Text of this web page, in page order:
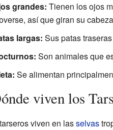
grandes: Tienen los ojos
así que giran su
largas: Sus patas
Son animales que
Se alimentan
viven los
viven en lasselvas